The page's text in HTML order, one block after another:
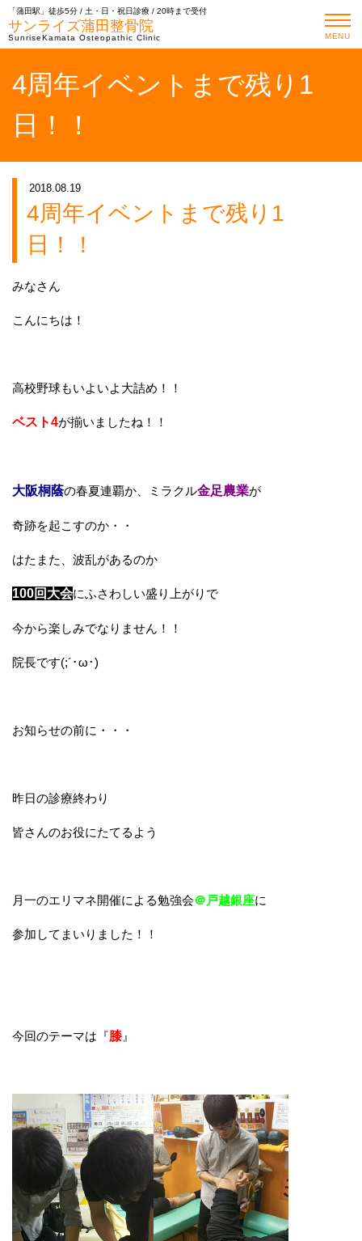
「蒲田駅」徒歩5分 / 土・日・祝日診療 / 20時まで受付
サンライズ蒲田整骨院
SunriseKamata Osteopathic Clinic MENU
4周年イベントまで残り1
日！！
2018.08.19
4周年イベントまで残り1
日！！
みなさん
こんにちは！
高校野球もいよいよ大詰め！！
ベスト4が揃いましたね！！
大阪桐蔭の春夏連覇か、ミラクル金足農業が
奇跡を起こすのか・・
はたまた、波乱があるのか
100回大会にふさわしい盛り上がりで
今から楽しみでなりません！！
院長です(;´･ω･)
お知らせの前に・・・
昨日の診療終わり
皆さんのお役にたてるよう
月一のエリマネ開催による勉強会＠戸越銀座に
参加してまいりました！！
今回のテーマは『膝』